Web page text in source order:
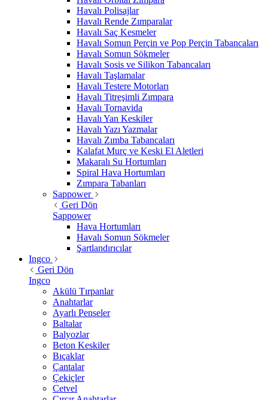
Havalı Polisajlar
Havalı Rende Zımparalar
Havalı Saç Kesmeler
Havalı Somun Perçin ve Pop Perçin Tabancaları
Havalı Somun Sökmeler
Havalı Sosis ve Silikon Tabancaları
Havalı Taşlamalar
Havalı Testere Motorları
Havalı Titreşimli Zımpara
Havalı Tornavida
Havalı Yan Keskiler
Havalı Yazı Yazmalar
Havalı Zımba Tabancaları
Kalafat Murç ve Keski El Aletleri
Makaralı Su Hortumları
Spiral Hava Hortumları
Zımpara Tabanları
Sappower
Geri Dön
Sappower
Hava Hortumları
Havalı Somun Sökmeler
Şartlandırıcılar
Ingco
Geri Dön
Ingco
Akülü Tırpanlar
Anahtarlar
Ayarlı Penseler
Baltalar
Balyozlar
Beton Keskiler
Bıçaklar
Çantalar
Çekiçler
Cetvel